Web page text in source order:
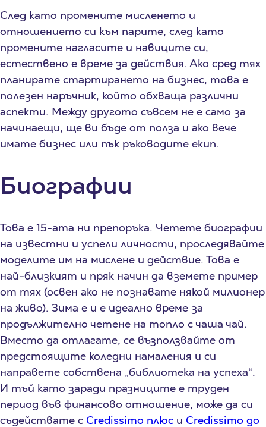
След като промените мисленето и
отношението си към парите, след като
промените нагласите и навиците си,
естествено е време за действия. Ако сред тях
планирате стартирането на бизнес, това е
полезен наръчник, който обхваща различни
аспекти. Между другото съвсем не е само за
начинаещи, ще ви бъде от полза и ако вече
имате бизнес или пък ръководите екип.
Биографии
Това е 15-ата ни препоръка. Четете биографии
на известни и успели личности, проследявайте
моделите им на мислене и действие. Това е
най-близкият и пряк начин да вземете пример
от тях (освен ако не познавате някой милионер
на живо). Зима е и е идеално време за
продължително четене на топло с чаша чай.
Вместо да отлагате, се възползвайте от
предстоящите коледни намаления и си
направете собствена „библиотека на успеха“.
И тъй като заради празниците е труден
период във финансово отношение, може да си
съдействате с Credissimo плюс и Credissimo до